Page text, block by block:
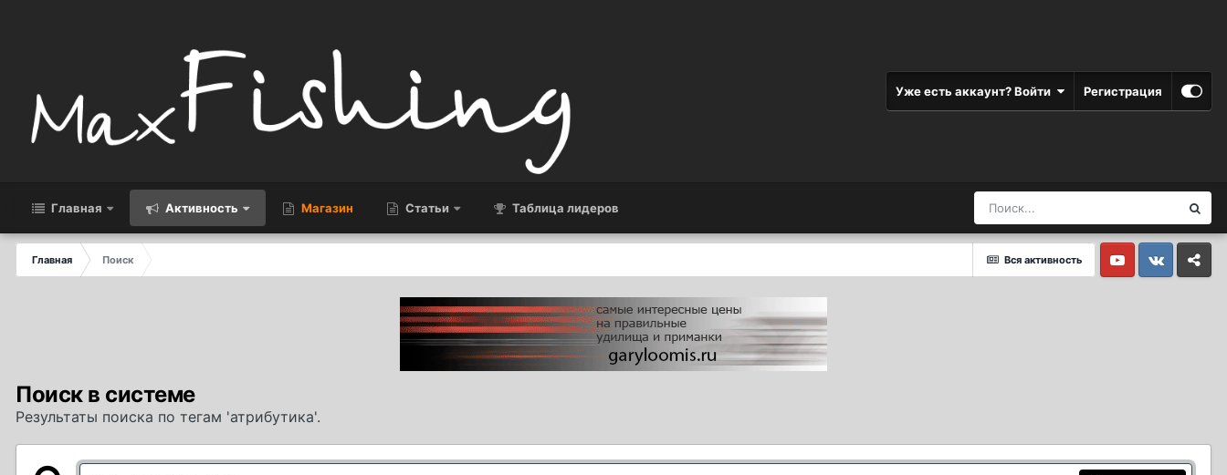
Уже есть аккаунт? Войти Регистрация
Главная Активность Магазин Статьи Таблица лидеров
Вся активность
Главная
Поиск
Youtube VkontakteYandex
Поиск в системе
Результаты поиска по тегам 'атрибутика'.